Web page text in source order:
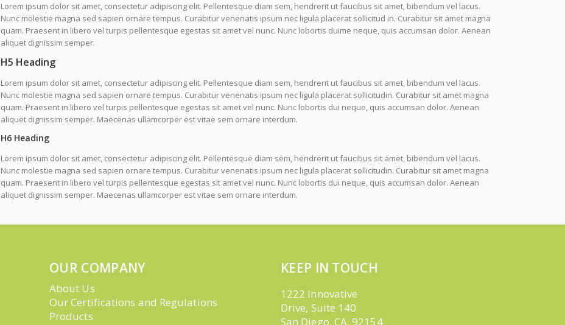
Lorem ipsum dolor sit amet, consectetur adipiscing elit. Pellentesque diam sem, hendrerit ut faucibus sit amet, bibendum vel lacus.
Nunc molestie magna sed sapien ornare tempus. Curabitur venenatis ipsum nec ligula placerat sollicitud in. Curabitur sit amet magna
quam. Praesent in libero vel turpis pellentesque egestas sit amet vel nunc. Nunc lobortis duime neque, quis accumsan dolor. Aenean
aliquet dignissim semper.
H5 Heading
Lorem ipsum dolor sit amet, consectetur adipiscing elit. Pellentesque diam sem, hendrerit ut faucibus sit amet, bibendum vel lacus.
Nunc molestie magna sed sapien ornare tempus. Curabitur venenatis ipsum nec ligula placerat sollicitudin. Curabitur sit amet magna
quam. Praesent in libero vel turpis pellentesque egestas sit amet vel nunc. Nunc lobortis dui neque, quis accumsan dolor. Aenean
aliquet dignissim semper. Maecenas ullamcorper est vitae sem ornare interdum.
H6 Heading
Lorem ipsum dolor sit amet, consectetur adipiscing elit. Pellentesque diam sem, hendrerit ut faucibus sit amet, bibendum vel lacus.
Nunc molestie magna sed sapien ornare tempus. Curabitur venenatis ipsum nec ligula placerat sollicitudin. Curabitur sit amet magna
quam. Praesent in libero vel turpis pellentesque egestas sit amet vel nunc. Nunc lobortis dui neque, quis accumsan dolor. Aenean
aliquet dignissim semper. Maecenas ullamcorper est vitae sem ornare interdum.
OUR COMPANY
About Us
Our Certifications and Regulations
Products
KEEP IN TOUCH
1222 Innovative
Drive, Suite 140
San Diego, CA. 92154